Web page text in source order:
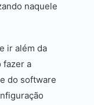
naquele
ir além da
fazer a
do software